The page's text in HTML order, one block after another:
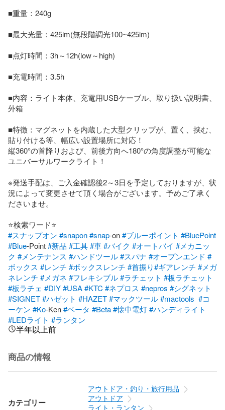
■重量：240g
■最大光量：425lm(無段階調光100~425lm)
■点灯時間：3h～12h(low～high)
■充電時間：3.5h
■内容：ライト本体、充電用USBケーブル、取り扱い説明書、
外箱
■特徴：マグネットを内蔵した大型クリップが、置く、挟む、
貼り付ける等、幅広い設置場所に対応！
縦360°の首降りおよび、前後方向へ180°の角度調整が可能な
ユニバーサルワークライト！
※発送手配は、ご入金確認後2～3日を予定しておりますが、状
況によって変更させて頂く場合がございます。予めご了承く
ださいませ。
#スナップオン #snapon#snap-on #ブルーポイント #BluePoint
#Blue-Point #新品 #工具#車#バイク #オートバイ #メカニッ
ク #メンテナンス #ハンドツール#スパナ #オープンエンド #
ボックス #レンチ #ボックスレンチ #首振り#ギアレンチ #メガ
ネレンチ #メガネ #フレキシブル#ラチェット #板ラチェット
#板ラチェ #DIY#USA#KTC #ネプロス #nepros #シグネット
#SIGNET#ハゼット #HAZET#マックツール#mactools #コ
ーケン #Ko-Ken #ベータ #Beta#懐中電灯#ハンディライト
#LEDライト #ランタン
半年以上前
商品の情報
カテゴリー
アウトドア・釣り・旅行用品
アウトドア
ライト・ランタン